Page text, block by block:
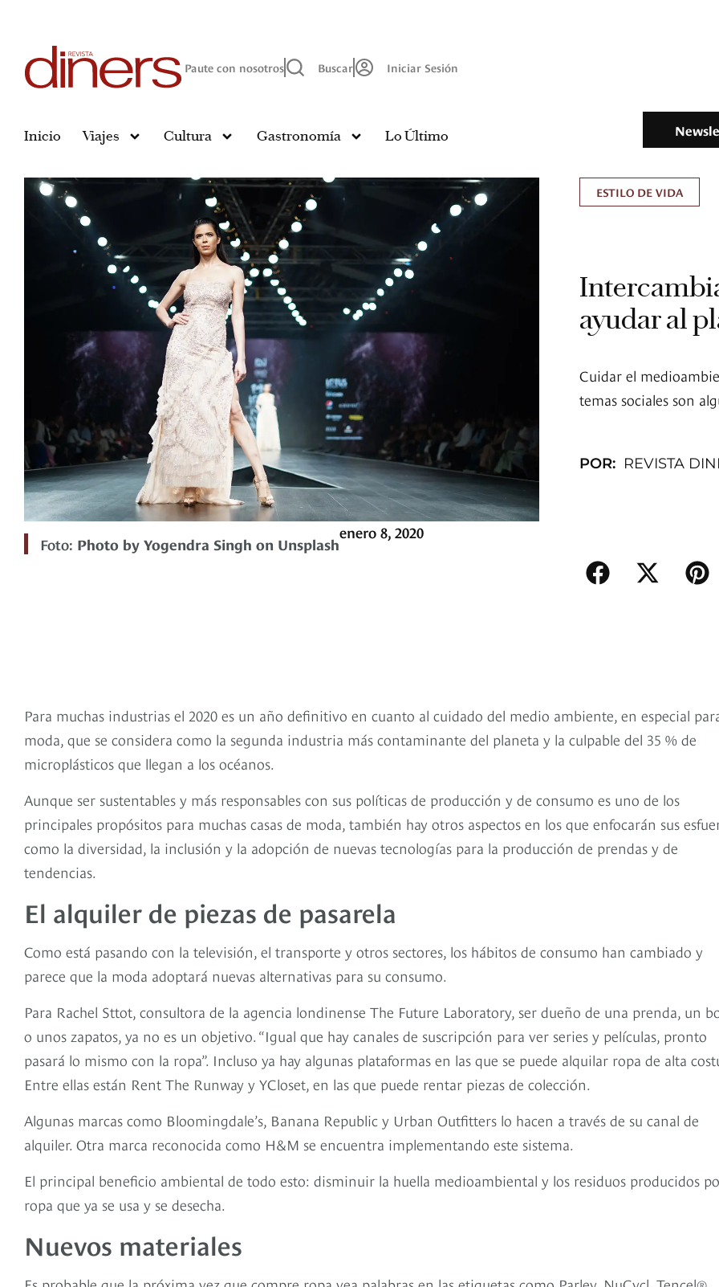
Paute con nosotros Buscar Iniciar Sesión
Inicio Viajes Cultura Gastronomía Lo Último
Foto: Photo by Yogendra Singh on Unsplash
enero 8, 2020
ESTILO DE VIDA
ayudar al
Cuidar el
temas sociales son
POR: REVISTA
Para muchas industrias el 2020 es un año definitivo en cuanto al cuidado del medio ambiente, en especial
moda, que se considera como la segunda industria más contaminante del planeta y la culpable del 35 % de
microplásticos que llegan a los océanos.
Aunque ser sustentables y más responsables con sus políticas de producción y de consumo es uno de los
principales propósitos para muchas casas de moda, también hay otros aspectos en los que enfocarán sus
como la diversidad, la inclusión y la adopción de nuevas tecnologías para la producción de prendas y de
tendencias.
El alquiler de piezas de pasarela
Como está pasando con la televisión, el transporte y otros sectores, los hábitos de consumo han cambiado y
parece que la moda adoptará nuevas alternativas para su consumo.
Para Rachel Sttot, consultora de la agencia londinense The Future Laboratory, ser dueño de una prenda, un
o unos zapatos, ya no es un objetivo. “Igual que hay canales de suscripción para ver series y películas, pronto
pasará lo mismo con la ropa”. Incluso ya hay algunas plataformas en las que se puede alquilar ropa de alta
Entre ellas están Rent The Runway y YCloset, en las que puede rentar piezas de colección.
Algunas marcas como Bloomingdale’s, Banana Republic y Urban Outfitters lo hacen a través de su canal de
alquiler. Otra marca reconocida como H&M se encuentra implementando este sistema.
El principal beneficio ambiental de todo esto: disminuir la huella medioambiental y los residuos producidos
ropa que ya se usa y se desecha.
Nuevos materiales